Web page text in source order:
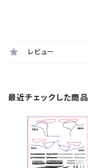
レビュー
最近チェックした商品